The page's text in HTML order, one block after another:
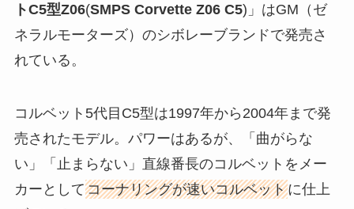
トC5型Z06(SMPS Corvette Z06 C5)」はGM（ゼ
ネラルモーターズ）のシボレーブランドで発売さ
れている。
コルベット5代目C5型は1997年から2004年まで発
売されたモデル。パワーはあるが、「曲がらな
い」「止まらない」直線番長のコルベットをメー
カーとしてコーナリングが速いコルベットに仕上